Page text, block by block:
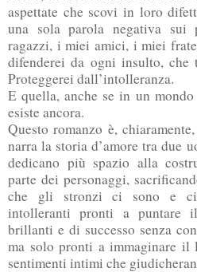
aspettate che scovi in loro
una sola parola negativa sui
ragazzi, i miei amici, i miei
difenderei da ogni insulto,
Proteggerei dall’intolleranza.
E quella, anche se in un
esiste ancora.
Questo romanzo è,
narra la storia d’amore tra due
dedicano più spazio alla
parte dei personaggi,
che gli stronzi ci sono e ci
intolleranti pronti a puntare
brillanti e di successo senza
ma solo pronti a immaginare il
sentimenti intimi che